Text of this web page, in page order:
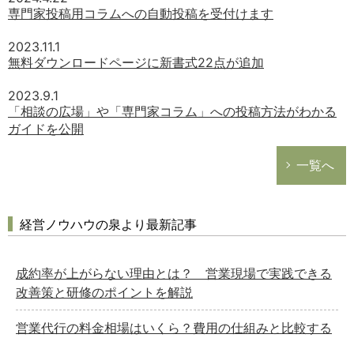
専門家投稿用コラムへの自動投稿を受付けます
2023.11.1
無料ダウンロードページに新書式22点が追加
2023.9.1
「相談の広場」や「専門家コラム」への投稿方法がわかる
ガイドを公開
一覧へ
経営ノウハウの泉より最新記事
成約率が上がらない理由とは？ 営業現場で実践できる
改善策と研修のポイントを解説
営業代行の料金相場はいくら？費用の仕組みと比較する